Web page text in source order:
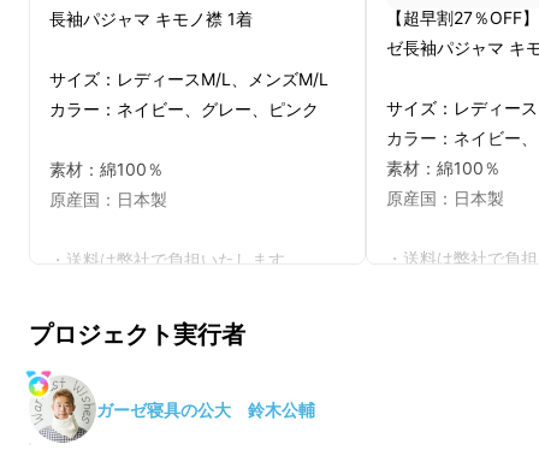
『Wasaraf』の「ストレスフリーガーゼの2重
ガーゼパジャマ」第２段！
ます。
長袖パジャマ キモノ襟 1着
サイズ：レディースM/L、メンズM/L
カラー：ネイビー、グレー、ピンク
素材：綿100％
原産国：日本製
・送料は弊社で負担いたします。
----------------------------------------
■お届け先について
ご購入いただいた商品は、「お届け先
住所の入力」宛に発送いたします。
【超早割27％OFF
ゼ長袖パジャマ キ
サイズ：レディー
カラー：ネイビー
素材：綿100％
原産国：日本製
・送料は弊社で負
プロジェクト実行者
ガーゼ寝具の公大 鈴木公輔